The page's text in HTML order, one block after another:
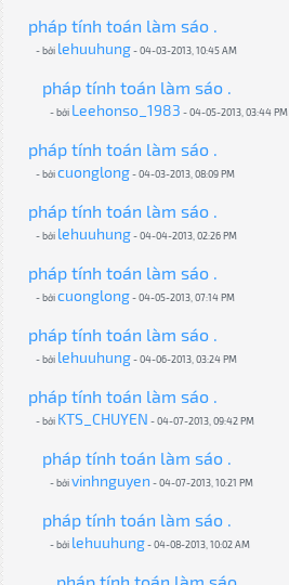
pháp tính toán làm sáo .
- bởi lehuuhung- 04-03-2013, 10:45 AM
pháp tính toán làm sáo .
- bởi Leehonso_1983 - 04-05-2013, 03:44 PM
pháp tính toán làm sáo .
- bởicuonglong- 04-03-2013, 08:09 PM
pháp tính toán làm sáo .
- bởi lehuuhung- 04-04-2013, 02:26 PM
pháp tính toán làm sáo .
- bởicuonglong- 04-05-2013, 07:14 PM
pháp tính toán làm sáo .
- bởi lehuuhung- 04-06-2013, 03:24 PM
pháp tính toán làm sáo .
- bởi KTS_CHUYEN - 04-07-2013, 09:42 PM
pháp tính toán làm sáo .
- bởivinhnguyen - 04-07-2013, 10:21 PM
pháp tính toán làm sáo .
- bởi lehuuhung- 04-08-2013, 10:02 AM